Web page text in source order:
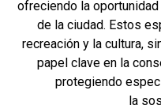
ofreciendo la
de la ciudad. Estos
recreación y la cultura,
papel clave en la
protegiendo
la